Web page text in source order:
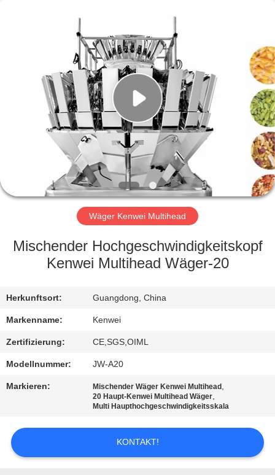
STARTSEITE
PRODUKTE
FABRIK
QUALITÄTSKONTROLLE
KONTAKT
REFERENZEN
POLICY
Wäger Kenwei Multihead
Mischender Hochgeschwindigkeitskopf
Kenwei Multihead Wäger-20
Herkunftsort: Guangdong, China
Markenname: Kenwei
Zertifizierung: CE,SGS,OIML
Modellnummer: JW-A20
Markieren: Mischender Wäger Kenwei Multihead ,
20 Haupt-Kenwei Multihead Wäger,
Multi Haupthochgeschwindigkeitsskala
KONTAKT!